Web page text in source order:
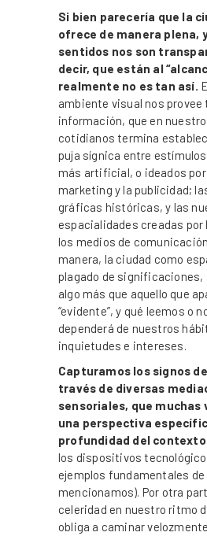
Si bien parecería que la
ofrece de manera plena,
sentidos nos son
decir, que están al
realmente no es tan así.
ambiente visual nos
información, que en
cotidianos termina
puja sígnica entre
más artificial, o ideados por
marketing y la publicidad;
gráficas históricas, y las
espacialidades creadas por
los medios de
manera, la ciudad como
plagado de significaciones,
algo más que aquello que
“evidente”, y qué leemos o
dependerá de nuestros
inquietudes e intereses.
Capturamos los signos
través de diversas
sensoriales, que muchas
una perspectiva
profundidad del contexto
los dispositivos
ejemplos fundamentales de
mencionamos). Por otra
celeridad en nuestro ritmo
obliga a caminar